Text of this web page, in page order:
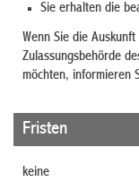
Sie erhalten die
Wenn Sie die
Zulassungsbehörde
möchten, informieren
Fristen
keine